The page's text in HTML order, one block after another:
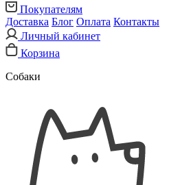
Покупателям
Доставка Блог Оплата Контакты
Личный кабинет
Корзина
Собаки